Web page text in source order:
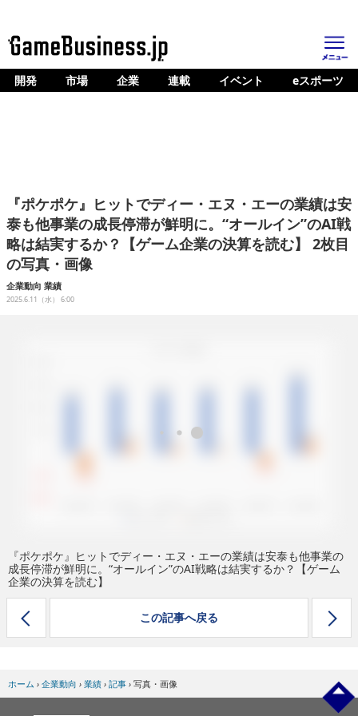
ホーム
企業動向
人材育成
産業政策
開発 市場 企業 連載 イベント eスポーツ
『ポケポケ』ヒットでディー・エヌ・エーの業績は安
泰も他事業の成長停滞が鮮明に。“オールイン”のAI戦
略は結実するか？【ゲーム企業の決算を読む】 2枚目
の写真・画像
企業動向 業績
2025.6.11（水） 6:00
『ポケポケ』ヒットでディー・エヌ・エーの業績は安泰も他事業の
成長停滞が鮮明に。“オールイン”のAI戦略は結実するか？【ゲーム
企業の決算を読む】
この記事へ戻る
ホーム › 企業動向 › 業績 › 記事 › 写真・画像